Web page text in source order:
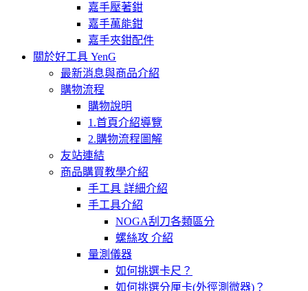
嘉手壓著鉗
嘉手萬能鉗
嘉手夾鉗配件
關於好工具 YenG
最新消息與商品介紹
購物流程
購物說明
1.首頁介紹導覽
2.購物流程圖解
友站連結
商品購買教學介紹
手工具 詳細介紹
手工具介紹
NOGA刮刀各類區分
螺絲攻 介紹
量測儀器
如何挑選卡尺？
如何挑選分厘卡(外徑測微器)？